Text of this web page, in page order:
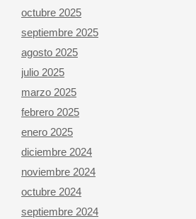
octubre 2025
septiembre 2025
agosto 2025
julio 2025
marzo 2025
febrero 2025
enero 2025
diciembre 2024
noviembre 2024
octubre 2024
septiembre 2024